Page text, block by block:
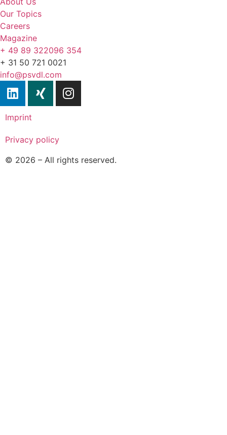
Our Topics
Careers
Magazine
+ 49 89 322096 354
+ 31 50 721 0021
info@psvdl.com
© 2026 – All rights reserved.
Privacy policy
Imprint